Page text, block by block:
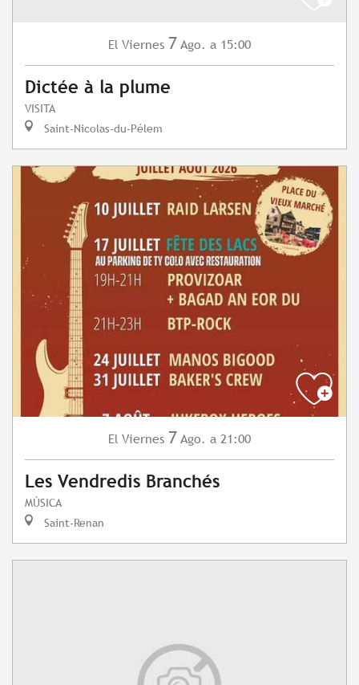
El Viernes 7 Ago. a 15:00
Dictée à la plume
VISITA
Saint-Nicolas-du-Pélem
El Viernes 7 Ago. a 21:00
Les Vendredis Branchés
MÚSICA
Saint-Renan